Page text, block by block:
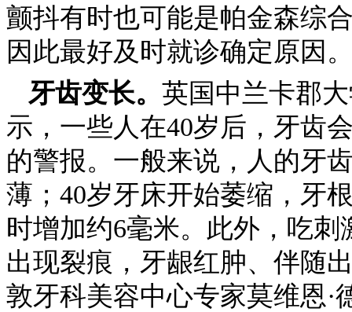
颤抖有时也可能是帕金森综
因此最好及时就诊确定原因
牙齿变长。 英国中兰卡郡
示，一些人在40岁后，牙齿
的警报。一般来说，人的牙
薄；40岁牙床开始萎缩，牙
时增加约6毫米。此外，吃
出现裂痕，牙龈红肿、伴随
敦牙科美容中心专家莫维恩